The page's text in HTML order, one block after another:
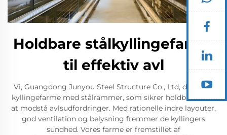
Holdbare stålkyllingefarme
til effektiv avl
Vi, Guangdong Junyou Steel Structure Co., Ltd, designer
kyllingefarme med stålrammer, som sikrer holdbarhed til
at modstå avlsudfordringer. Med rationelle indre layouter,
god ventilation og belysning fremmer de kyllingers
sundhed. Vores farme er fremstillet af